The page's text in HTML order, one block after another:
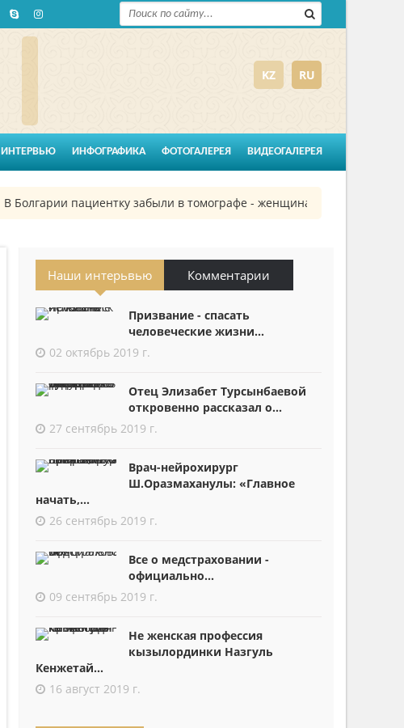
KZ RU
ИНТЕРВЬЮ ИНФОГРАФИКА ФОТОГАЛЕРЕЯ ВИДЕОГАЛЕРЕЯ
В Болгарии пациентку забыли в томографе - женщина шесть часов
Наши интерьвью Комментарии
Призвание - спасать
человеческие жизни...
02 октябрь 2019 г.
Отец Элизабет Турсынбаевой
откровенно рассказал о...
27 сентябрь 2019 г.
Врач-нейрохирург
Ш.Оразмаханулы: «Главное
начать,...
26 сентябрь 2019 г.
Все о медстраховании -
официально...
09 сентябрь 2019 г.
Не женская профессия
кызылординки Назгуль
Кенжетай...
16 август 2019 г.